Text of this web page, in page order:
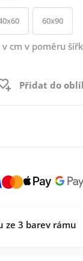
60x90
cm v poměru
Přidat do
ze 3 barev rámu